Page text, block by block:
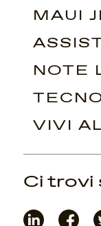
MAUI
NOTE
VIVI
Ci trovi